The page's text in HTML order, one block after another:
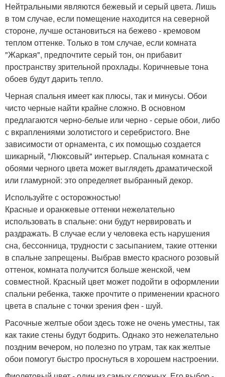
Нейтральными являются бежевый и серый цвета. Лишь
в том случае, если помещение находится на северной
стороне, лучше остановиться на бежево - кремовом
теплом оттенке. Только в том случае, если комната
"Жаркая", предпочтите серый тон, он прибавит
пространству зрительной прохлады. Коричневые тона
обоев будут дарить тепло.
Черная спальня имеет как плюсы, так и минусы. Обои
чисто черные найти крайне сложно. В основном
предлагаются черно-белые или черно - серые обои, либо
с вкраплениями золотистого и серебристого. Вне
зависимости от орнамента, с их помощью создается
шикарный, "Люксовый" интерьер. Спальная комната с
обоями черного цвета может выглядеть драматической
или гламурной: это определяет выбранный декор.
Используйте с осторожностью!
Красные и оранжевые оттенки нежелательно
использовать в спальне: они будут нервировать и
раздражать. В случае если у человека есть нарушения
сна, бессонница, трудности с засыпанием, такие оттенки
в спальне запрещены. Выбрав вместо красного розовый
оттенок, комната получится больше женской, чем
совместной. Красный цвет может подойти в оформлении
спальни ребенка, также прочтите о применении красного
цвета в спальне с точки зрения фен - шуй.
Расочные желтые обои здесь тоже не очень уместны, так
как такие стены будут бодрить. Однако это нежелательно
поздним вечером, но полезно по утрам, так как желтые
обои помогут быстро проснуться в хорошем настроении.